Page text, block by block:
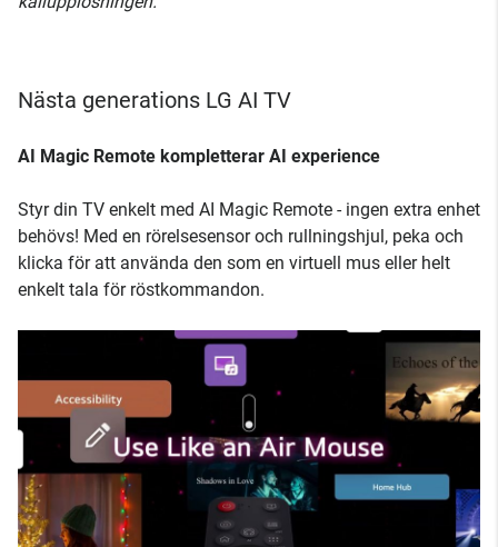
Nästa generations LG AI TV
AI Magic Remote kompletterar AI experience
Styr din TV enkelt med AI Magic Remote - ingen extra enhet
behövs! Med en rörelsesensor och rullningshjul, peka och
klicka för att använda den som en virtuell mus eller helt
enkelt tala för röstkommandon.